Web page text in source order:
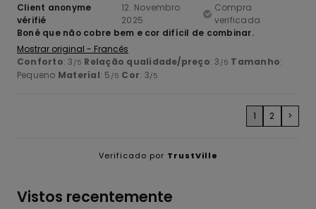
Client anonyme
vérifié
12. Novembro
2025
Compra
verificada
Boné que não cobre bem e cor difícil de combinar.
Mostrar original - Francês
Conforto: 3 /5 Relação qualidade/preço: 3 /5 Tamanho:
Pequeno Material: 5 /5 Cor: 3/5
1 2 >
Verificado por TrustVille
Vistos recentemente